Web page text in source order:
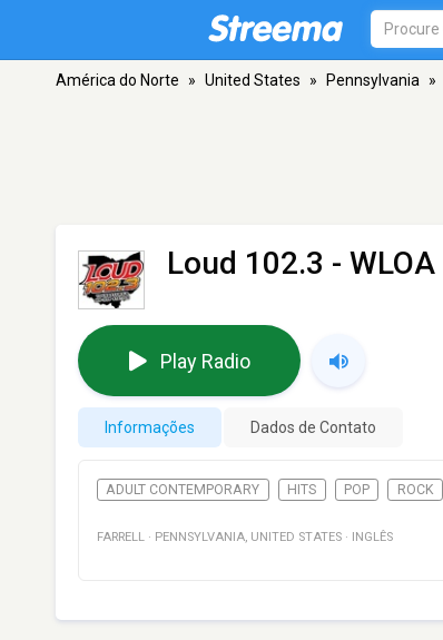
América do Norte » United States » Pennsylvania »
Loud 102.3 - WLOA
Play Radio
Informações Dados de Contato
ADULT CONTEMPORARY HITS POP ROCK
FARRELL · PENNSYLVANIA, UNITED STATES · INGLÊS